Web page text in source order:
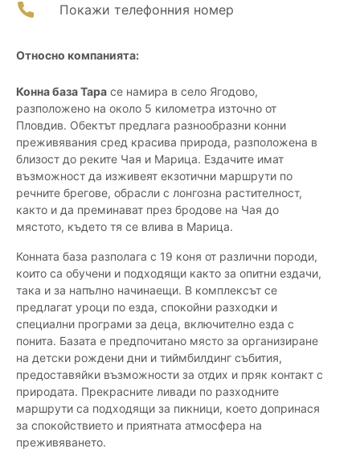
Покажи телефонния номер
Относно компанията:
Конна база Тара се намира в село Ягодово,
разположено на около 5 километра източно от
Пловдив. Обектът предлага разнообразни конни
преживявания сред красива природа, разположена в
близост до реките Чая и Марица. Ездачите имат
възможност да изживеят екзотични маршрути по
речните брегове, обрасли с лонгозна растителност,
както и да преминават през бродове на Чая до
мястото, където тя се влива в Марица.
Конната база разполага с 19 коня от различни породи,
които са обучени и подходящи както за опитни ездачи,
така и за напълно начинаещи. В комплексът се
предлагат уроци по езда, спокойни разходки и
специални програми за деца, включително езда с
понита. Базата е предпочитано място за организиране
на детски рождени дни и тиймбилдинг събития,
предоставяйки възможности за отдих и пряк контакт с
природата. Прекрасните ливади по разходните
маршрути са подходящи за пикници, което допринася
за спокойствието и приятната атмосфера на
преживяването.